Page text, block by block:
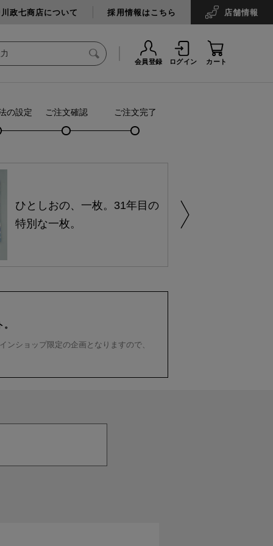
政七商店について 採用情報はこちら 店舗情報
会員登録 ログイン カート
の設定 ご注文確認 ご注文完了
ひとしおの、一枚。31年目の
特別な一枚。
ショップ限定の企画となりますので、